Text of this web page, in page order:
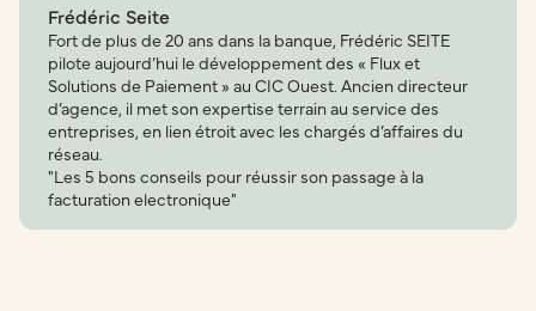
Frédéric Seite
Fort de plus de 20 ans dans la banque, Frédéric SEITE
pilote aujourd’hui le développement des « Flux et
Solutions de Paiement » au CIC Ouest. Ancien directeur
d’agence, il met son expertise terrain au service des
entreprises, en lien étroit avec les chargés d’affaires du
réseau.
"Les 5 bons conseils pour réussir son passage à la
facturation electronique"